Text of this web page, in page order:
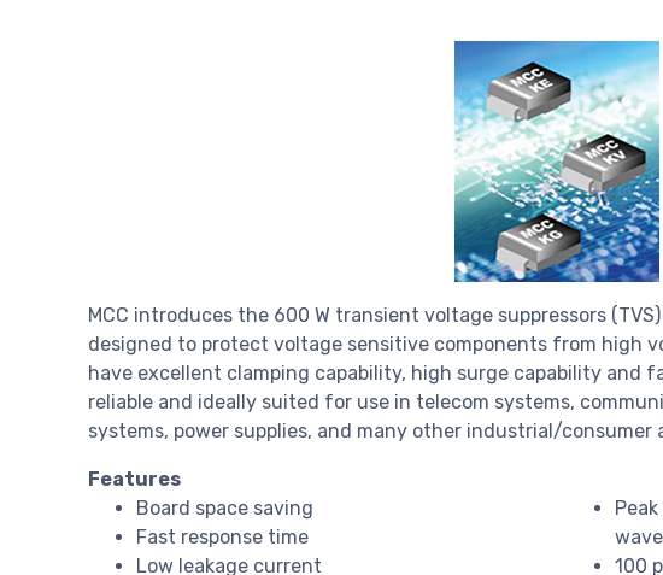
MCC introduces the 600 W transient voltage suppressors (TVS)
designed to protect voltage sensitive components from high
have excellent clamping capability, high surge capability and
reliable and ideally suited for use in telecom systems,
systems, power supplies, and many other industrial/consumer
Features
Board space saving
Fast response time
Low leakage current
100